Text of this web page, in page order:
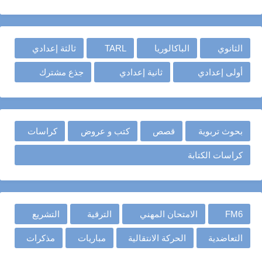
الثانوي الباكالوريا TARL ثالثة إعدادي
أولى إعدادي ثانية إعدادي جذع مشترك
بحوث تربوية قصص كتب و عروض كراسات
كراسات الكتابة
FM6 الامتحان المهني الترقية التشريع
التعاضدية الحركة الانتقالية مباريات مذكرات